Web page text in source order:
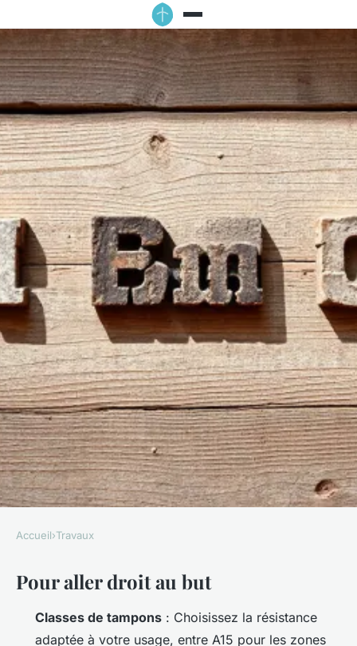
Top 5 tampons fonte
recommandés pour la
maçonnerie
Accueil›Travaux
Pour aller droit au but
Classes de tampons : Choisissez la résistance
adaptée à votre usage, entre A15 pour les zones